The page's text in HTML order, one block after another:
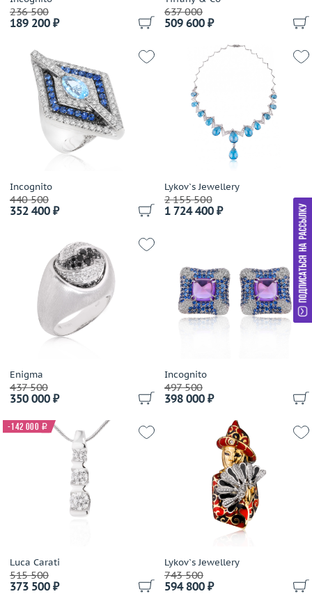
Girard Perregaux
Gold Dreams
Gourji
Grand Maitre
Grandiose
Gravelona Toce
Grimoldi
Grissoni
Guy Laroche
H.Stern
Harry Winston
Hartmanns
Hoorsenbuhs
Ice Link
Imma
Jacob&Co
Jaeger LeCoultre
Jewellery Theatre
John Hardy
Judith Ripka
Julia Lifits
Kwiat
Lardaux
236 500
189 200 ₽
637 000
509 600 ₽
Incognito
440 500
352 400 ₽
Lykov`s Jewellery
2 155 500
1 724 400 ₽
Enigma
437 500
350 000 ₽
Incognito
497 500
398 000 ₽
Luca Carati
515 500
373 500 ₽
-142 000 i
Lykov`s Jewellery
743 500
594 800 ₽